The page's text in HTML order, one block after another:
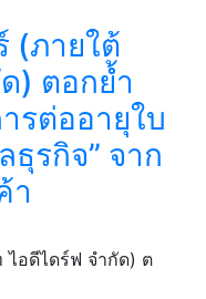
(ภายใต้
) ตอกย้ำ
รต่ออายุใบ
รกิจ” จาก
า
ไอดีไดร์ฟ จำกัด) ต